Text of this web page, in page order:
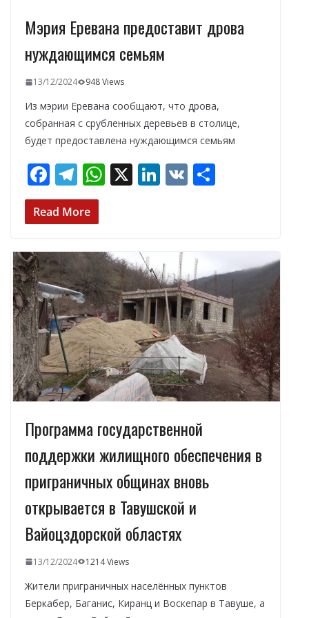
Мэрия Еревана предоставит дрова
нуждающимся семьям
13/12/2024 948 Views
Из мэрии Еревана сообщают, что дрова,
собранная с срубленных деревьев в столице,
будет предоставлена нуждающимся семьям
F
ac
e
o
o
k
T
el
e
a
m
W
A
p
p
X Li
dI
n
V
а
в
и
т
ь
Read More
Программа государственной
поддержки жилищного обеспечения в
приграничных общинах вновь
открывается в Тавушской и
Вайоцздорской областях
13/12/2024 1214 Views
Жители приграничных населённых пунктов
Беркабер, Баганис, Киранц и Воскепар в Тавуше, а